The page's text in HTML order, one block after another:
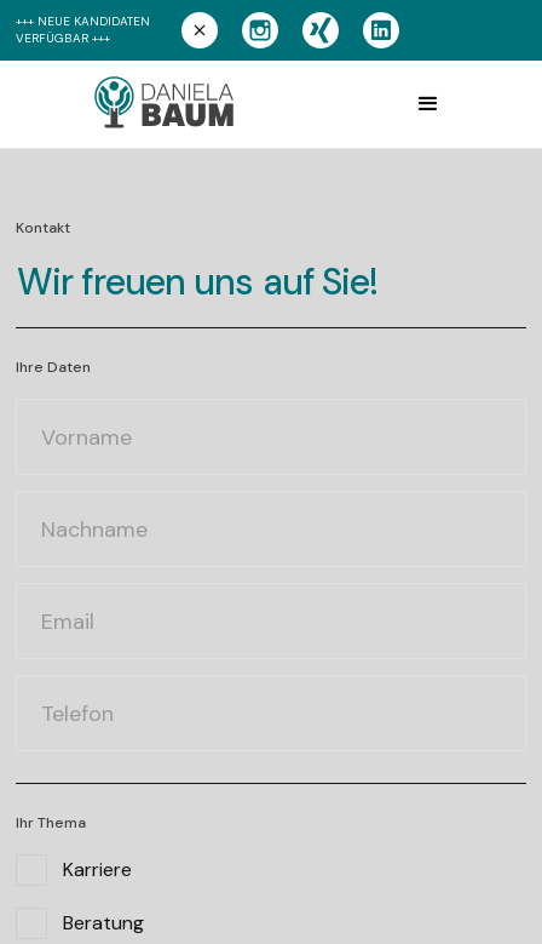
+++ NEUE KANDIDATEN
VERFÜGBAR +++
Kontakt
Wir freuen uns auf Sie!
Ihre Daten
Ihr Thema
Karriere
Beratung